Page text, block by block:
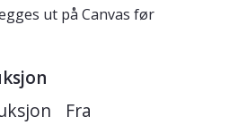
ut på Canvas før
Fra